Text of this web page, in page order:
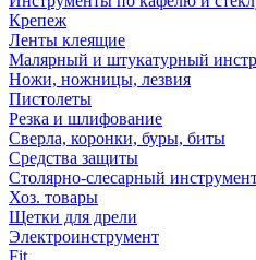
Крепеж
Ленты клеящие
Малярный и штукатурный
Ножи, ножницы, лезвия
Пистолеты
Резка и шлифование
Сверла, коронки, буры, биты
Средства защиты
Столярно-слесарный
Хоз. товары
Щетки для дрели
Электроинструмент
Fit